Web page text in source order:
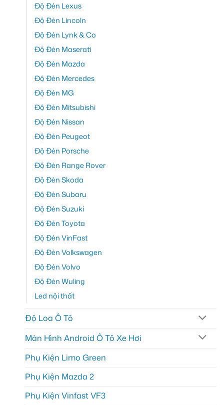
Độ Đèn Lexus
Độ Đèn Lincoln
Độ Đèn Lynk & Co
Độ Đèn Maserati
Độ Đèn Mazda
Độ Đèn Mercedes
Độ Đèn MG
Độ Đèn Mitsubishi
Độ Đèn Nissan
Độ Đèn Peugeot
Độ Đèn Porsche
Độ Đèn Range Rover
Độ Đèn Skoda
Độ Đèn Subaru
Độ Đèn Suzuki
Độ Đèn Toyota
Độ Đèn VinFast
Độ Đèn Volkswagen
Độ Đèn Volvo
Độ Đèn Wuling
Led nội thất
Độ Loa Ô Tô
Màn Hình Android Ô Tô Xe Hơi
Phụ Kiện Limo Green
Phụ Kiện Mazda 2
Phụ Kiện Vinfast VF3